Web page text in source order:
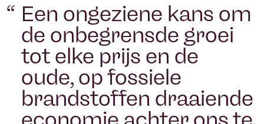
Een ongeziene kans om
de onbegrensde groei
tot elke prijs en de
oude, op fossiele
brandstoffen draaiende